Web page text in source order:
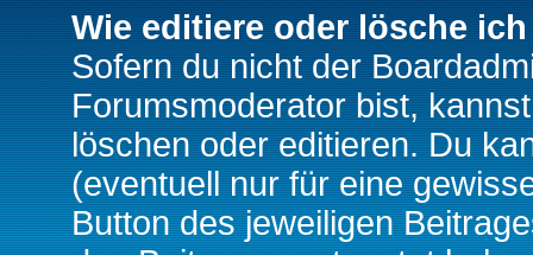
Wie editiere oder lösche
Sofern du nicht der
Forumsmoderator bist,
löschen oder editieren. Du
(eventuell nur für eine
Button des jeweiligen